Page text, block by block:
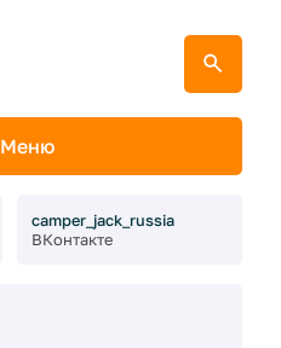
Меню
camper_jack_russia
ВКонтакте